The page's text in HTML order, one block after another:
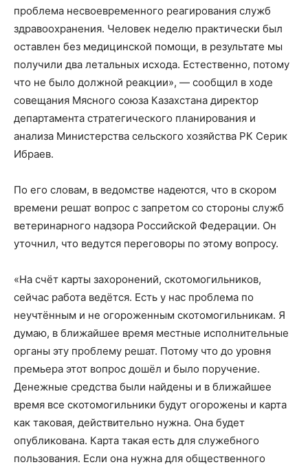
проблема несвоевременного реагирования служб
здравоохранения. Человек неделю практически был
оставлен без медицинской помощи, в результате мы
получили два летальных исхода. Естественно, потому
что не было должной реакции», — сообщил в ходе
совещания Мясного союза Казахстана директор
департамента стратегического планирования и
анализа Министерства сельского хозяйства РК Серик
Ибраев.
По его словам, в ведомстве надеются, что в скором
времени решат вопрос с запретом со стороны служб
ветеринарного надзора Российской Федерации. Он
уточнил, что ведутся переговоры по этому вопросу.
«На счёт карты захоронений, скотомогильников,
сейчас работа ведётся. Есть у нас проблема по
неучтённым и не огороженным скотомогильникам. Я
думаю, в ближайшее время местные исполнительные
органы эту проблему решат. Потому что до уровня
премьера этот вопрос дошёл и было поручение.
Денежные средства были найдены и в ближайшее
время все скотомогильники будут огорожены и карта
как таковая, действительно нужна. Она будет
опубликована. Карта такая есть для служебного
пользования. Если она нужна для общественного